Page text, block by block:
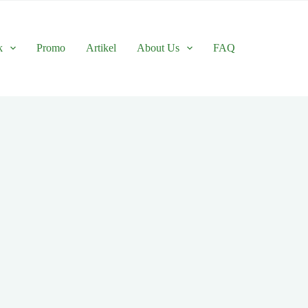
Promo Artikel About Us FAQ